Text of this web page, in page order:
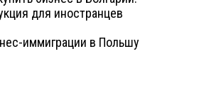
для иностранцев
иммиграции в Польшу